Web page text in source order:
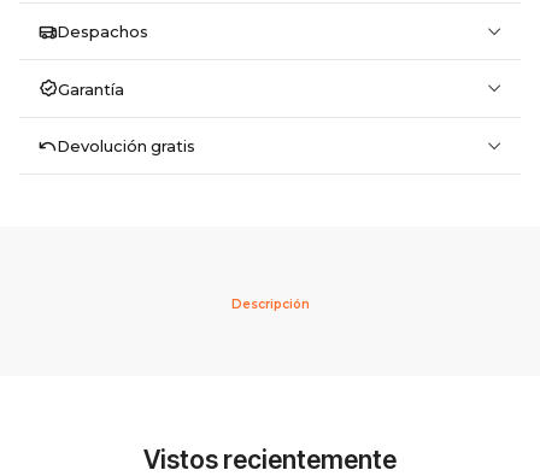
Despachos
Garantía
Devolución gratis
Descripción
Vistos recientemente